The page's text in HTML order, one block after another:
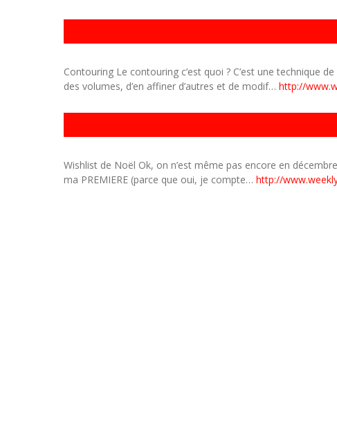
Contouring Le contouring c’est quoi ? C’est une technique
des volumes, d’en affiner d’autres et de modif… http://
Wishlist de Noël Ok, on n’est même pas encore en
ma PREMIERE (parce que oui, je compte… http://